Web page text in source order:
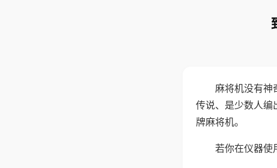
麻将机没有神
传说、是少数人编
牌麻将机。
若你在仪器使